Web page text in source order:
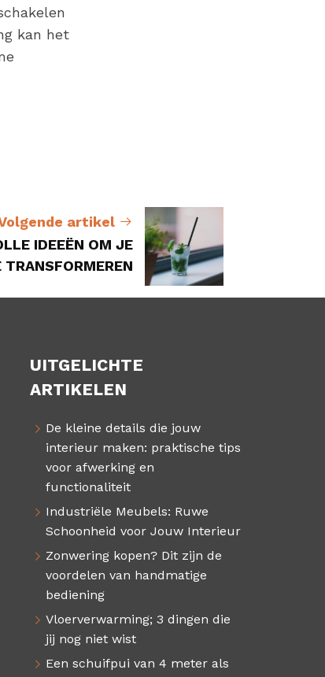
kan het
artikel
IDEEËN OM JE
UITGELICHTE
ARTIKELEN
De kleine details die jouw
interieur maken: praktische tips
voor afwerking en
functionaliteit
Industriële Meubels: Ruwe
Schoonheid voor Jouw Interieur
Zonwering kopen? Dit zijn de
voordelen van handmatige
bediening
Vloerverwarming; 3 dingen die
jij nog niet wist
Een schuifpui van 4 meter als